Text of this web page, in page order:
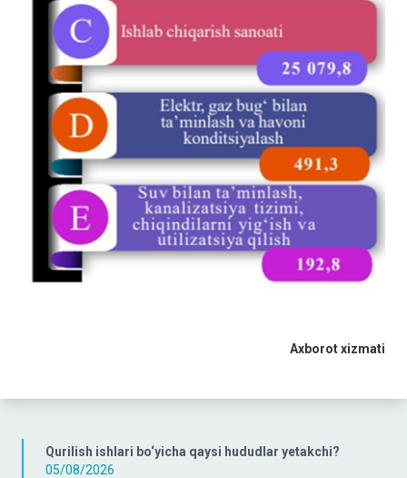
Qurilish ishlari bo‘yicha qaysi hududlar yetakchi?
05/08/2026
Axborot xizmati